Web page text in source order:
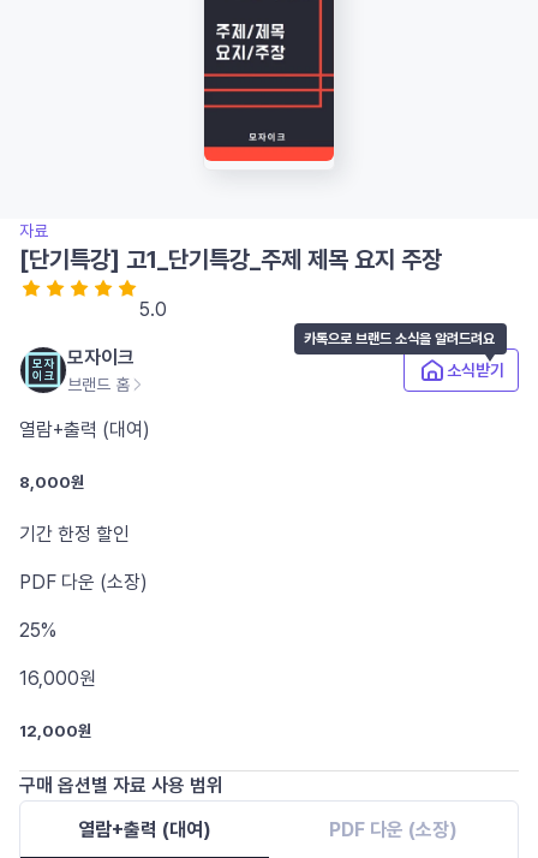
자료
[단기특강] 고1_단기특강_주제 제목 요지 주장
5.0
모자이크
브랜드 홈
소식받기
카톡으로 브랜드 소식을 알려드려요
열람+출력 (대여)
8,000원
기간 한정 할인
PDF 다운 (소장)
25%
16,000원
12,000원
구매 옵션별 자료 사용 범위
열람+출력 (대여)
PDF 다운 (소장)